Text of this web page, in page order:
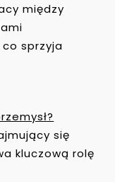
między
sprzyja
się
kluczową rolę